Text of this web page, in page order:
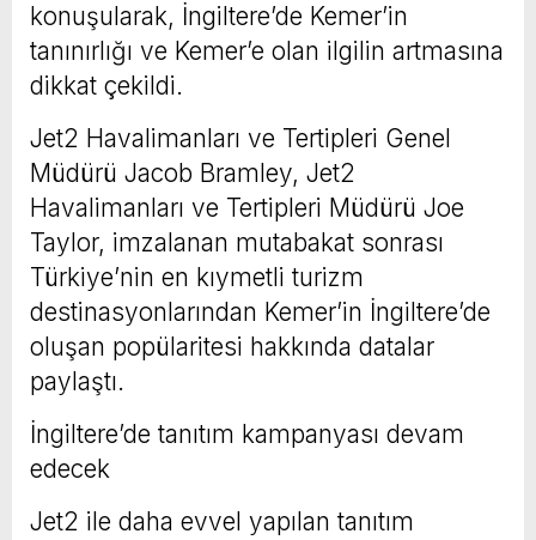
konuşularak, İngiltere’de Kemer’in
tanınırlığı ve Kemer’e olan ilgilin artmasına
dikkat çekildi.
Jet2 Havalimanları ve Tertipleri Genel
Müdürü Jacob Bramley, Jet2
Havalimanları ve Tertipleri Müdürü Joe
Taylor, imzalanan mutabakat sonrası
Türkiye’nin en kıymetli turizm
destinasyonlarından Kemer’in İngiltere’de
oluşan popülaritesi hakkında datalar
paylaştı.
İngiltere’de tanıtım kampanyası devam
edecek
Jet2 ile daha evvel yapılan tanıtım